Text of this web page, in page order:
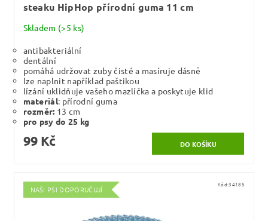
steaku HipHop přírodní guma 11 cm
Skladem (>5 ks)
antibakteriální
dentální
pomáhá udržovat zuby čisté a masíruje dásně
lze naplnit například paštikou
lízání uklidňuje vašeho mazlíčka a poskytuje klid
materiál: přírodní guma
rozměr: 13 cm
pro psy do 25 kg
99 Kč
NAŠI PSI DOPORUČUJÍ
Kód:34185